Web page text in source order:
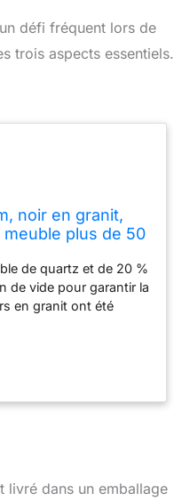
défi fréquent lors de
trois aspects essentiels.
noir en granit,
plus de 50
de quartz et de 20 %
de vide pour garantir la
en granit ont été
alimentaire. Entretien
de sorte que les
en pente, un
flux d'eau produit par le
livré dans un emballage